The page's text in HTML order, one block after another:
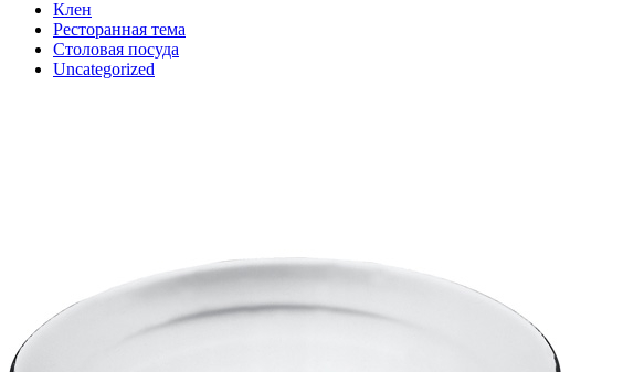
Клен
Ресторанная тема
Столовая посуда
Uncategorized